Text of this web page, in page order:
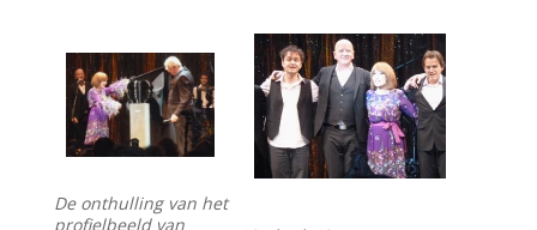
De onthulling van het
profielbeeld van